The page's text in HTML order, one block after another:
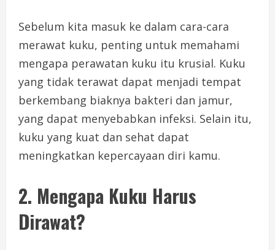
Sebelum kita masuk ke dalam cara-cara
merawat kuku, penting untuk memahami
mengapa perawatan kuku itu krusial. Kuku
yang tidak terawat dapat menjadi tempat
berkembang biaknya bakteri dan jamur,
yang dapat menyebabkan infeksi. Selain itu,
kuku yang kuat dan sehat dapat
meningkatkan kepercayaan diri kamu.
2. Mengapa Kuku Harus
Dirawat?